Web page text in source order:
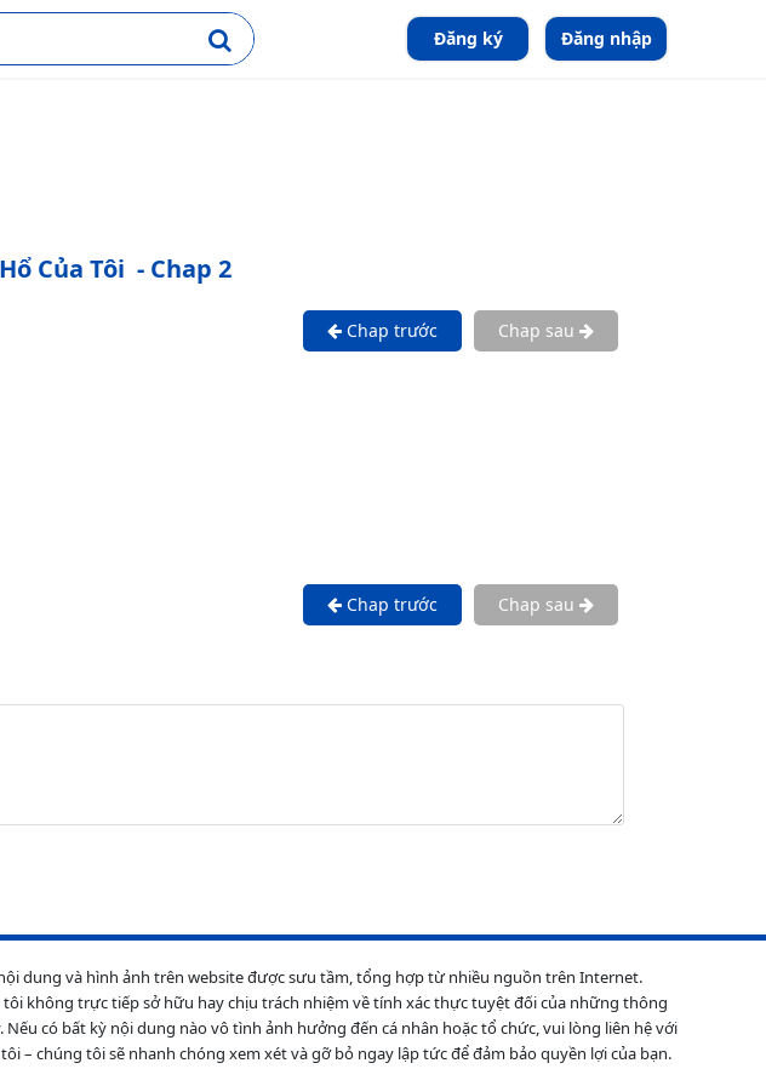
Đăng ký Đăng nhập
Của Tôi - Chap 2
Chap trước Chap sau
Chap trước Chap sau
dung và hình ảnh trên website được sưu tầm, tổng hợp từ nhiều nguồn trên Internet.
tôi không trực tiếp sở hữu hay chịu trách nhiệm về tính xác thực tuyệt đối của những thông
Nếu có bất kỳ nội dung nào vô tình ảnh hưởng đến cá nhân hoặc tổ chức, vui lòng liên hệ với
– chúng tôi sẽ nhanh chóng xem xét và gỡ bỏ ngay lập tức để đảm bảo quyền lợi của bạn.